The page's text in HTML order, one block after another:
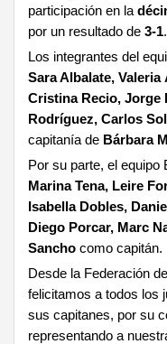
participación en la
por un resultado de 3-1.
Los integrantes del
Sara Albalate,
Cristina Recio, Jorge
Rodríguez, Carlos
capitanía de Bárbara
Por su parte, el equipo
Marina Tena, Leire
Isabella Dobles,
Diego Porcar, Marc
Sancho como capitán.
Desde la Federación
felicitamos a todos los
sus capitanes, por su
representando a